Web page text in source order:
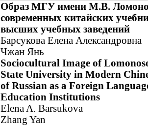
Образ МГУ имени М.В.
современных китайских
высших учебных заведений
Барсукова Елена Александровна
Чжан Янь
Sociocultural Image of
State University in Modern
of Russian as a Foreign
Education Institutions
Elena A. Barsukova
Zhang Yan